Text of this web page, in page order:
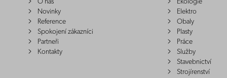
O nás
Novinky
Reference
Spokojení zákazníci
Partneři
Kontakty
Ekologie
Elektro
Obaly
Plasty
Práce
Služby
Stavebnictví
Strojírenství